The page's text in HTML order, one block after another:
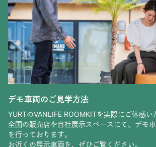
デモ車両のご見学方法
YURTのVANLIFE ROOMKITを実際にご体感い
全国の販売店や自社展示スペースにて、デモ
を行っております。
お近くの展示車両を、ぜひご覧ください。